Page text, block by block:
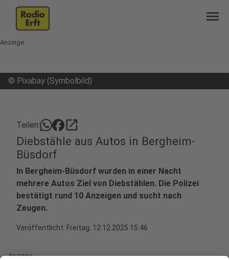
menu
Anzeige
© Pixabay (Symbolbild)
Teilen: open_in_new
Diebstähle aus Autos in Bergheim-
Büsdorf
In Bergheim-Büsdorf wurden in einer Nacht
mehrere Autos Ziel von Diebstählen. Die Polizei
bestätigt rund 10 Anzeigen und sucht nach
Zeugen.
Veröffentlicht: Freitag, 12.12.2025 15:46
Anzeige